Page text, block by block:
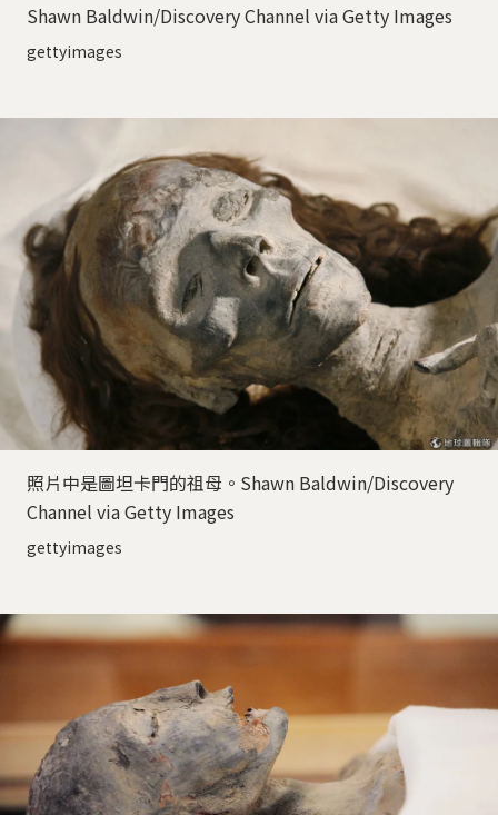
Shawn Baldwin/Discovery Channel via Getty Images
gettyimages
照片中是圖坦卡門的祖母。Shawn Baldwin/Discovery
Channel via Getty Images
gettyimages